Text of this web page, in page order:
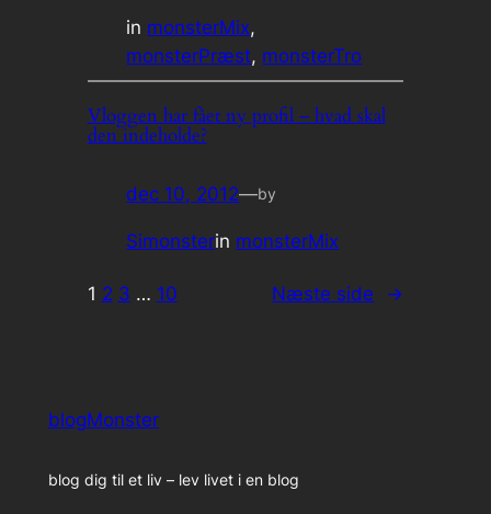
in monsterMix
monsterPræst, monsterTro
Vloggen har fået ny profil – hvad skal
den indeholde?
dec 10, 2012—by
Simonsterin monsterMix
1 2 3 … 10 Næste side →
blogMonster
blog dig til et liv – lev livet i en blog